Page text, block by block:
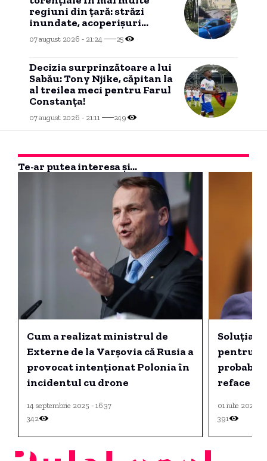
regiuni din țară: străzi
inundate, acoperișuri
smulse și zeci de mașini
avariate
07 august 2026 - 21:24 25
Decizia surprinzătoare a lui
Sabău: Tony Njike, căpitan la
al treilea meci pentru Farul
Constanța!
07 august 2026 - 21:11 249
Te-ar putea interesa și...
Cum a realizat ministrul de
Externe de la Varșovia că Rusia a
provocat intenționat Polonia în
incidentul cu drone
14 septembrie 2025 - 16:37
342
Soluția
pentru
probabil
reface
01 iulie 2026 -
391